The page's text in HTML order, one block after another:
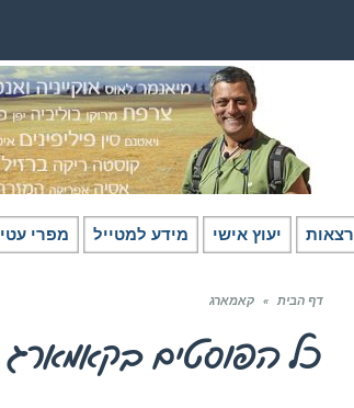
יעוץ אישי מידע למטייל מפרי עטי
דף הבית » קאמארג
כל הפוסטים בקאמארג